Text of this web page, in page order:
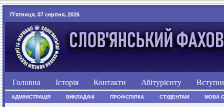
П’ятниця, 07 серпня, 2026
Головна Історія Контакти Абітурієнту
АДМІНІСТРАЦІЯ ВИКЛАДАЧІ ПРОФСПІЛКА СТУДЕНТАМ МОВА